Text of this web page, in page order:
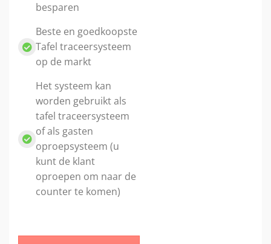
besparen
Beste en goedkoopste
Tafel traceersysteem
op de markt
Het systeem kan
worden gebruikt als
tafel traceersysteem
of als gasten
oproepsysteem (u
kunt de klant
oproepen om naar de
counter te komen)